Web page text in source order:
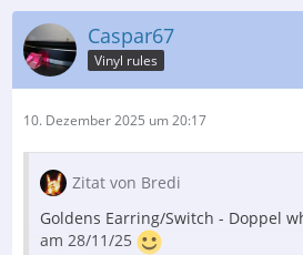
Caspar67
Vinyl rules
10. Dezember 2025 um 20:17
Zitat von Bredi
Goldens Earring/Switch - Doppel
am 28/11/25